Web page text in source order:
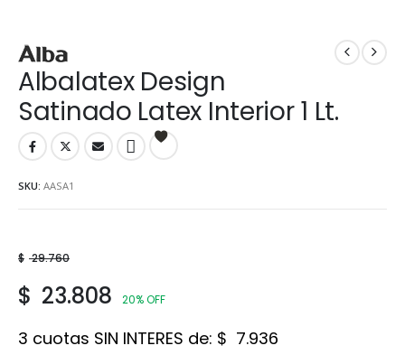
Albalatex Design
Satinado Latex Interior 1 Lt.
SKU: AASA1
$ 29.760
$ 23.808 20% OFF
3 cuotas SIN INTERES de: $ 7.936